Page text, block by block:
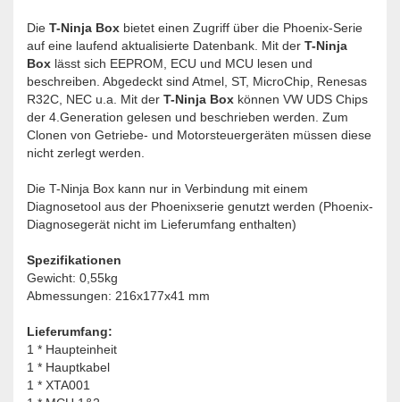
Die T-Ninja Box bietet einen Zugriff über die Phoenix-Serie
auf eine laufend aktualisierte Datenbank. Mit der T-Ninja
Box lässt sich EEPROM, ECU und MCU lesen und
beschreiben. Abgedeckt sind Atmel, ST, MicroChip, Renesas
R32C, NEC u.a. Mit der T-Ninja Box können VW UDS Chips
der 4.Generation gelesen und beschrieben werden. Zum
Clonen von Getriebe- und Motorsteuergeräten müssen diese
nicht zerlegt werden.
Die T-Ninja Box kann nur in Verbindung mit einem
Diagnosetool aus der Phoenixserie genutzt werden (Phoenix-
Diagnosegerät nicht im Lieferumfang enthalten)
Spezifikationen
Gewicht: 0,55kg
Abmessungen: 216x177x41 mm
Lieferumfang:
1 * Haupteinheit
1 * Hauptkabel
1 * XTA001